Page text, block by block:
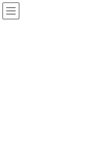
コ
ン
テ
ナ
ビ
ゲ